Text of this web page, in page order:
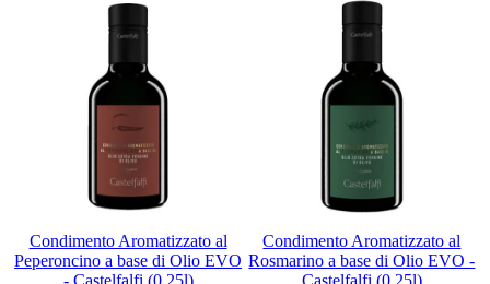
Condimento Aromatizzato al
Peperoncino a base di Olio EVO
- Castelfalfi (0,25l)
Condimento Aromatizzato al
Rosmarino a base di Olio EVO -
Castelfalfi (0,25l)